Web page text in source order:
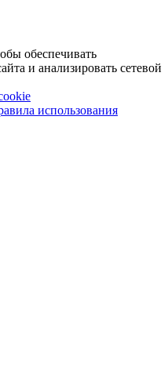
обеспечивать
и анализировать сетевой
использования